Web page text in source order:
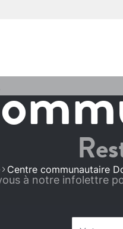
Centre communautaire
à notre infolettre